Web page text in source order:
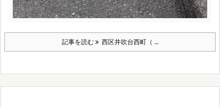
記事を読む 西区井吹台西町（ ...